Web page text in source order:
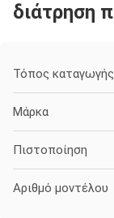
διάτρηση
Τόπος καταγωγής
Μάρκα
Πιστοποίηση
Αριθμό μοντέλου